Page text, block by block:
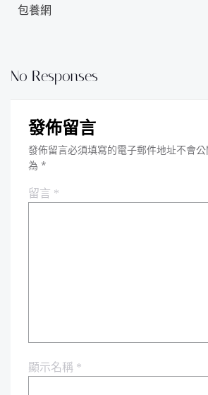
包養網
No Responses
發佈留言
發佈留言必須填寫的電子郵件地址不會公
為 *
留言 *
顯示名稱 *